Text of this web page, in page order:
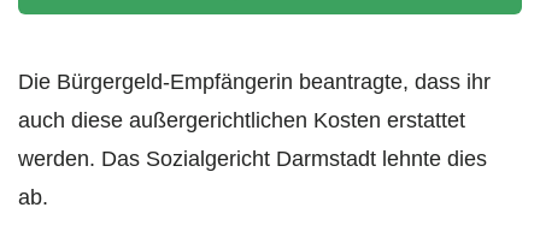
Die Bürgergeld-Empfängerin beantragte, dass ihr
auch diese außergerichtlichen Kosten erstattet
werden. Das Sozialgericht Darmstadt lehnte dies
ab.